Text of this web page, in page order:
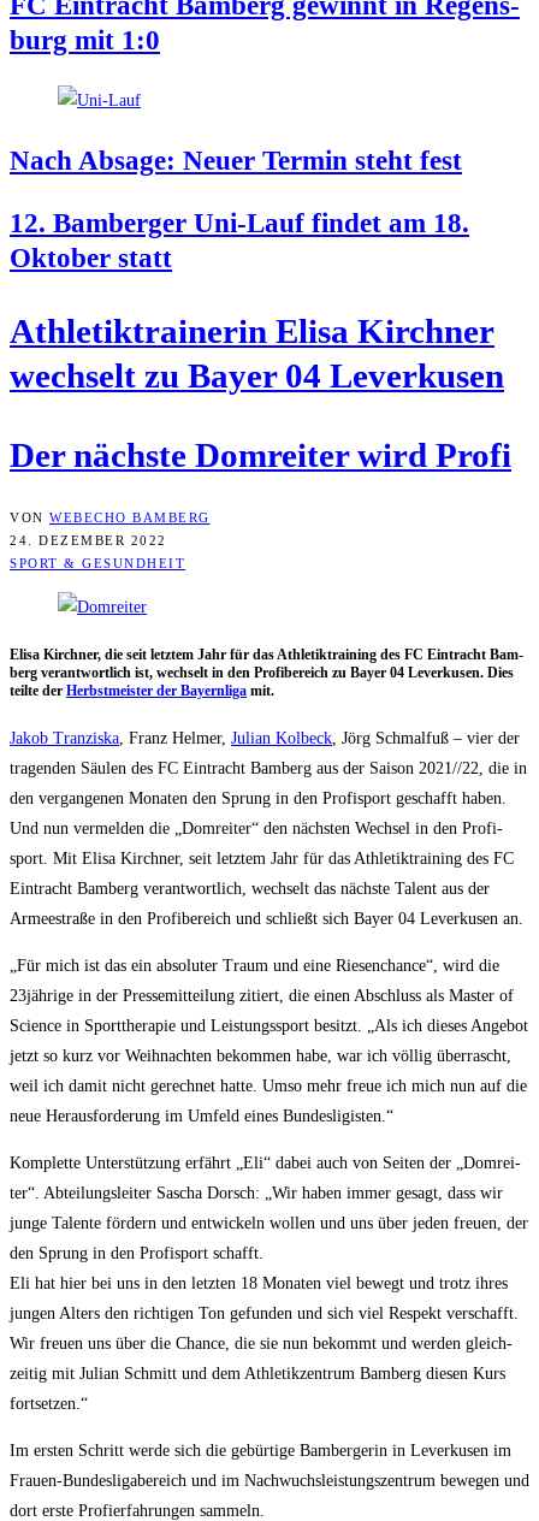
burg mit 1:0
Nach Absa­ge: Neu­er Ter­min steht fest
12. Bam­ber­ger Uni-Lauf fin­det am 18.
Okto­ber statt
Ath­le­tik­trai­ne­rin Eli­sa Kirch­ner
wech­selt zu Bay­er 04 Leverkusen
Der nächs­te Dom­rei­ter wird Profi
VON WEBECHO BAMBERG
24. DEZEMBER 2022
SPORT & GESUNDHEIT
Eli­sa Kirch­ner, die seit letz­tem Jahr für das Ath­le­tik­trai­ning des FC Ein­tracht Bam­
berg ver­ant­wort­lich ist, wech­selt in den Pro­fi­be­reich zu Bay­er 04 Lever­ku­sen. Dies
teil­te der Herbst­meis­ter der Bay­ern­li­ga mit.
Jakob Tran­zis­ka , Franz Hel­mer, Juli­an Kol­beck , Jörg Schmal­fuß – vier der
tra­gen­den Säu­len des FC Ein­tracht Bam­berg aus der Sai­son 2021/​/​22, die in
den ver­gan­ge­nen Mona­ten den Sprung in den Pro­fi­sport geschafft haben.
Und nun ver­mel­den die „Dom­rei­ter“ den nächs­ten Wech­sel in den Pro­fi­
sport. Mit Eli­sa Kirch­ner, seit letz­tem Jahr für das Ath­le­tik­trai­ning des FC
Ein­tracht Bam­berg ver­ant­wort­lich, wech­selt das nächs­te Talent aus der
Armee­stra­ße in den Pro­fi­be­reich und schließt sich Bay­er 04 Lever­ku­sen an.
„Für mich ist das ein abso­lu­ter Traum und eine Rie­sen­chan­ce“, wird die
23jährige in der Pres­se­mit­tei­lung zitiert, die einen Abschluss als Mas­ter of
Sci­ence in Sport­the­ra­pie und Leis­tungs­sport besitzt. „Als ich die­ses Ange­bot
jetzt so kurz vor Weih­nach­ten bekom­men habe, war ich völ­lig über­rascht,
weil ich damit nicht gerech­net hat­te. Umso mehr freue ich mich nun auf die
neue Her­aus­for­de­rung im Umfeld eines Bundesligisten.“
Kom­plet­te Unter­stüt­zung erfährt „Eli“ dabei auch von Sei­ten der „Dom­rei­
ter“. Abtei­lungs­lei­ter Sascha Dorsch: „Wir haben immer gesagt, dass wir
jun­ge Talen­te för­dern und ent­wi­ckeln wol­len und uns über jeden freu­en, der
den Sprung in den Pro­fi­sport schafft.
Eli hat hier bei uns in den letz­ten 18 Mona­ten viel bewegt und trotz ihres
jun­gen Alters den rich­ti­gen Ton gefun­den und sich viel Respekt ver­schafft.
Wir freu­en uns über die Chan­ce, die sie nun bekommt und wer­den gleich­
zei­tig mit Juli­an Schmitt und dem Ath­le­tik­zen­trum Bam­berg die­sen Kurs
fortsetzen.“
Im ers­ten Schritt wer­de sich die gebür­ti­ge Bam­ber­ge­rin in Lever­ku­sen im
Frau­en-Bun­des­li­ga­be­reich und im Nach­wuchs­leis­tungs­zen­trum bewe­gen und
dort ers­te Pro­fi­erfah­run­gen sammeln.